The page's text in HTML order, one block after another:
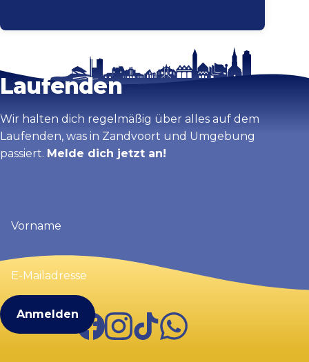
Karte vergrößern
Bleib auf dem
Laufenden
Wir halten dich regelmäßig über alles auf dem
Laufenden, was in Zandvoort und Umgebung
passiert. Melde dich jetzt an!
(erforderlich)
E-
Mailadresse
FacebookInstagram
TikTokWhatsApp